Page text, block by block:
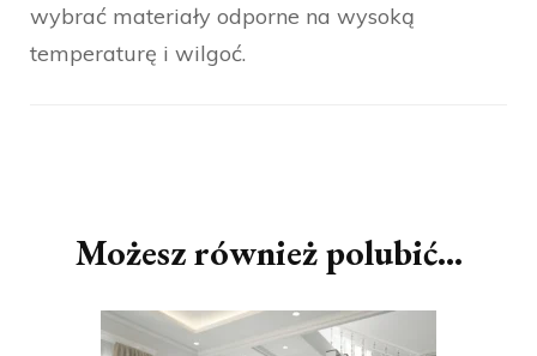
wybrać materiały odporne na wysoką
temperaturę i wilgoć.
Możesz również polubić…